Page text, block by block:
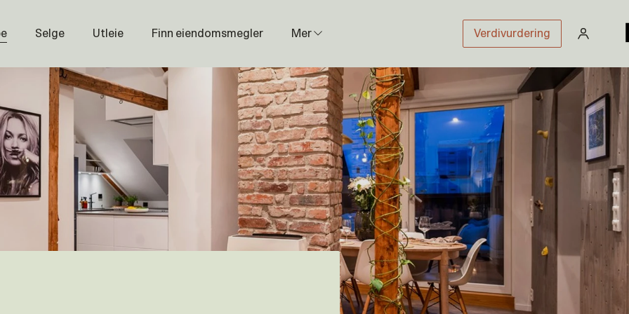
Selge Utleie Finn eiendomsmegler Mer
Prisstatistikk
Næring
Nybygg
Magasin
Om oss
Åpenhetsloven
Prisliste
Karriere
Verdivurdering